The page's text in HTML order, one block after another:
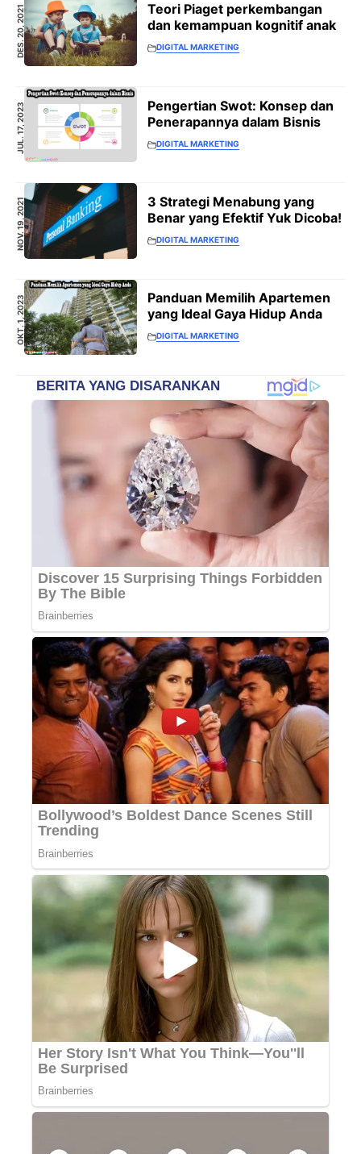
DES. 20, 2021
Teori Piaget perkembangan
dan kemampuan kognitif anak
DIGITAL MARKETING
JUL. 17, 2023
Pengertian Swot: Konsep dan
Penerapannya dalam Bisnis
DIGITAL MARKETING
NOV. 19, 2021
3 Strategi Menabung yang
Benar yang Efektif Yuk Dicoba!
DIGITAL MARKETING
OKT. 1, 2023
Panduan Memilih Apartemen
yang Ideal Gaya Hidup Anda
DIGITAL MARKETING